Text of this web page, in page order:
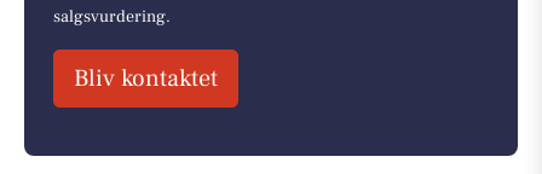
salgsvurdering.
Bliv kontaktet